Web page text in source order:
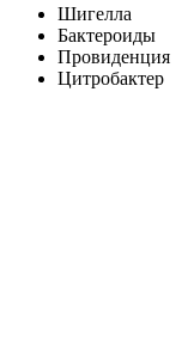
Шигелла
Бактероиды
Провиденция
Цитробактер